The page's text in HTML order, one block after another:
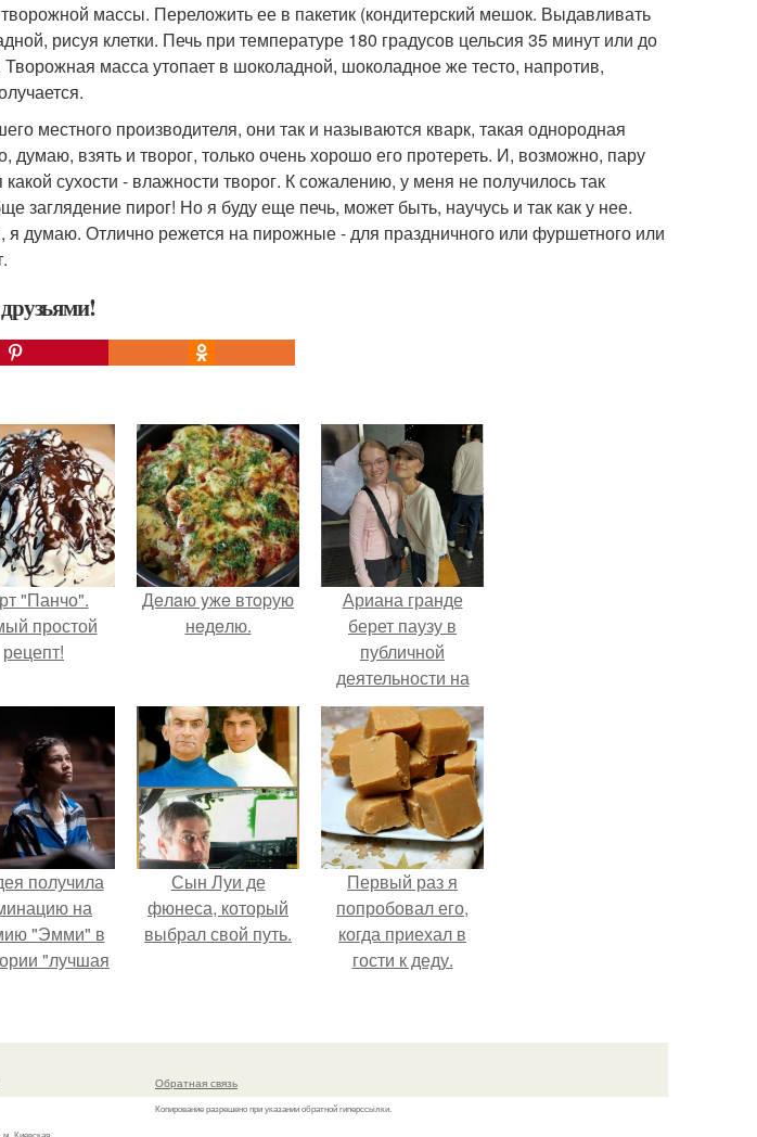
массы. Переложить ее в пакетик (кондитерский мешок. Выдавливать
рисуя клетки. Печь при температуре 180 градусов цельсия 35 минут или до
Творожная масса утопает в шоколадной, шоколадное же тесто, напротив,
местного производителя, они так и называются кварк, такая однородная
думаю, взять и творог, только очень хорошо его протереть. И, возможно, пару
сухости - влажности творог. К сожалению, у меня не получилось так
заглядение пирог! Но я буду еще печь, может быть, научусь и так как у нее.
думаю. Отлично режется на пирожные - для праздничного или фуршетного или
"Панчо".
простой
рецепт!
Дeлaю yжe втopую
нeдeлю.
Ариана гранде
берет паузу в
публичной
деятельности на
фоне слухов о
своем здоровье.
получила
на
"Эмми" в
"лучшая
за третий
Сын Луи де
фюнеса, который
выбрал свой путь.
Первый раз я
попробовал его,
когда приехал в
гости к деду.
м. Киевская
Обратная связь
Копирование разрешено при указании обратной гиперссылки.